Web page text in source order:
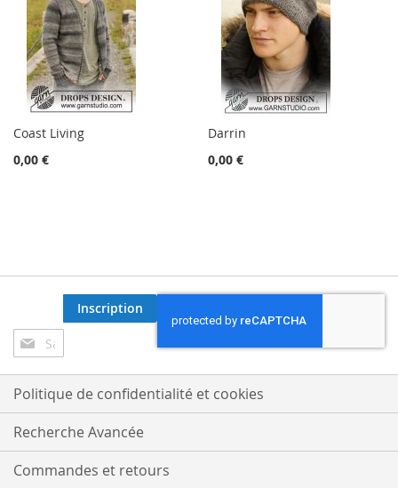
Coast Living
0,00 €
Darrin
0,00 €
Inscription
à
notre
lettre
d’information
:
Inscription
Politique de confidentialité et cookies
Recherche Avancée
Commandes et retours